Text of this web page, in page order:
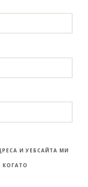
И УЕБСАЙТА МИ
КОГАТО